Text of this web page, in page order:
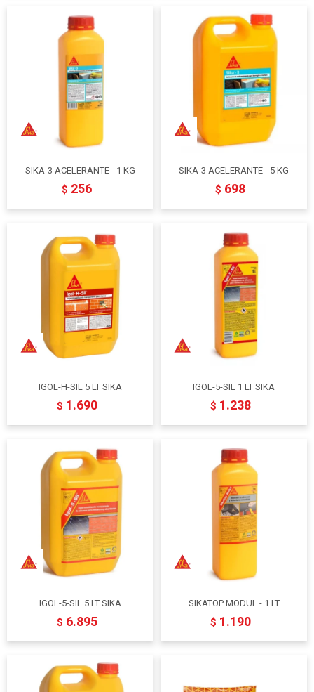
SIKA-3 ACELERANTE - 1 KG
$ 256
SIKA-3 ACELERANTE - 5 KG
$ 698
IGOL-H-SIL 5 LT SIKA
$ 1.690
IGOL-5-SIL 1 LT SIKA
$ 1.238
IGOL-5-SIL 5 LT SIKA
$ 6.895
SIKATOP MODUL - 1 LT
$ 1.190